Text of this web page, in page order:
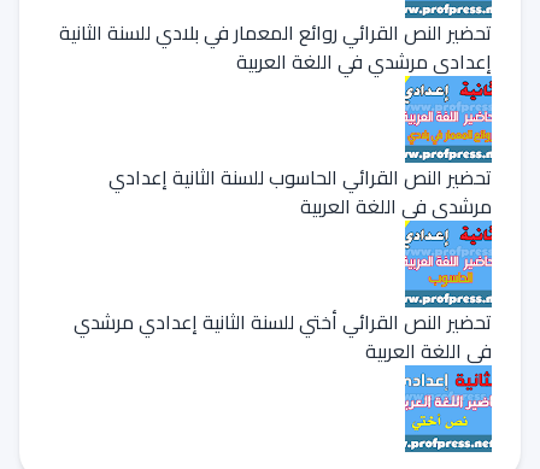
تحضير النص القرائي روائع المعمار في بلادي للسنة الثانية
إعدادي مرشدي في اللغة العربية
تحضير النص القرائي الحاسوب للسنة الثانية إعدادي
مرشدي في اللغة العربية
تحضير النص القرائي أختي للسنة الثانية إعدادي مرشدي
في اللغة العربية